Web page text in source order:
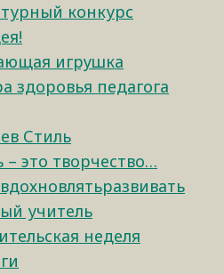
конкурс
игрушка
здоровья педагога
Стиль
это творчество…
учитель
неделя